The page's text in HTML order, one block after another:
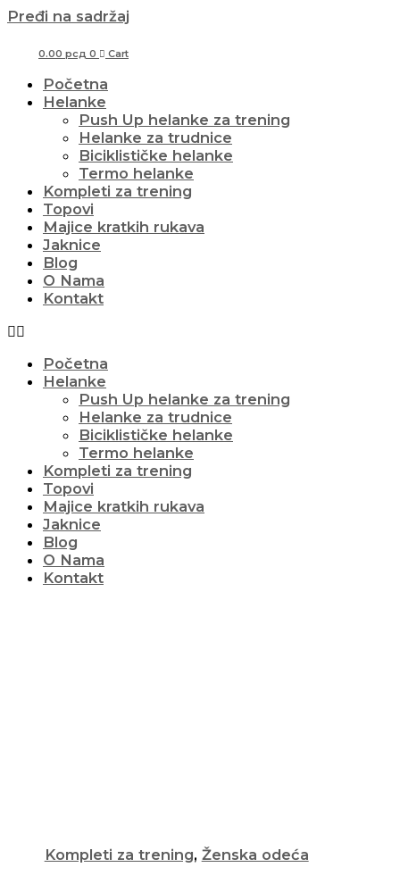
Pređi na sadržaj
0.00 рсд 0 Cart
Početna
Helanke
Push Up helanke za trening
Helanke za trudnice
Biciklističke helanke
Termo helanke
Kompleti za trening
Topovi
Majice kratkih rukava
Jaknice
Blog
O Nama
Kontakt
Početna
Helanke
Push Up helanke za trening
Helanke za trudnice
Biciklističke helanke
Termo helanke
Kompleti za trening
Topovi
Majice kratkih rukava
Jaknice
Blog
O Nama
Kontakt
Kompleti za trening, Ženska odeća